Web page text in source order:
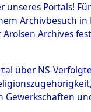
Portals!
Archivbesuch
Archives
über NS-